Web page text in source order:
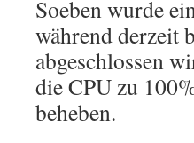
Soeben wurde
während derzeit
abgeschlossen
die CPU zu
beheben.